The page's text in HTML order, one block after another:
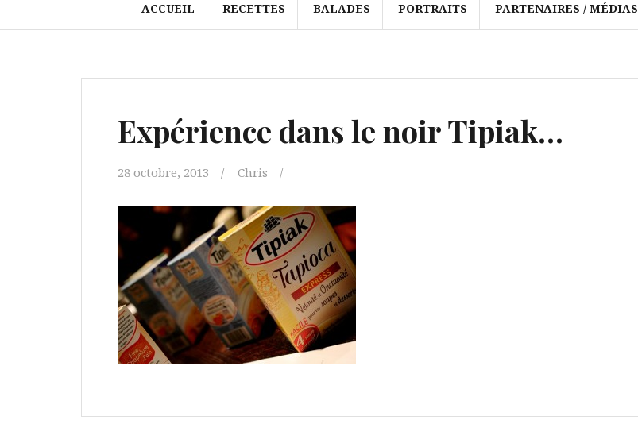
ACCUEIL RECETTES BALADES PORTRAITS PARTENAIRES / MÉDIAS
Expérience dans le noir Tipiak…
28 octobre, 2013 Chris